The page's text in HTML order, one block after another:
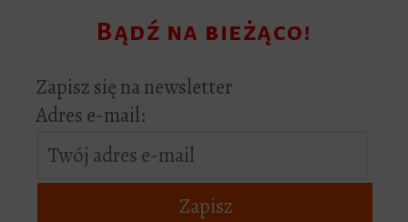
Bądź na bieżąco!
Zapisz się na newsletter
Adres e-mail: